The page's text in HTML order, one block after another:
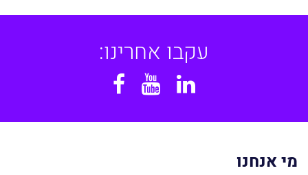
עקבו אחרינו:
Linkedin
YouTube
מי אנחנו